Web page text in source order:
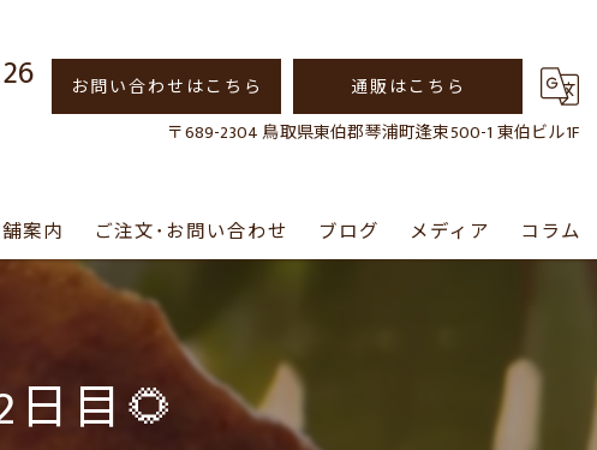
お問い合わせはこちら
通販はこちら
〒689-2304 鳥取県東伯郡琴浦町逢束500-1 東伯ビル1F
案内 ご注文･お問い合わせ
通販について
ブログ メディア コラム
目🌻